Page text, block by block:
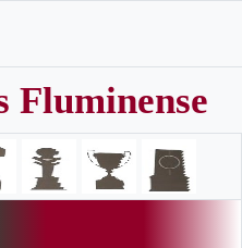
Fluminense